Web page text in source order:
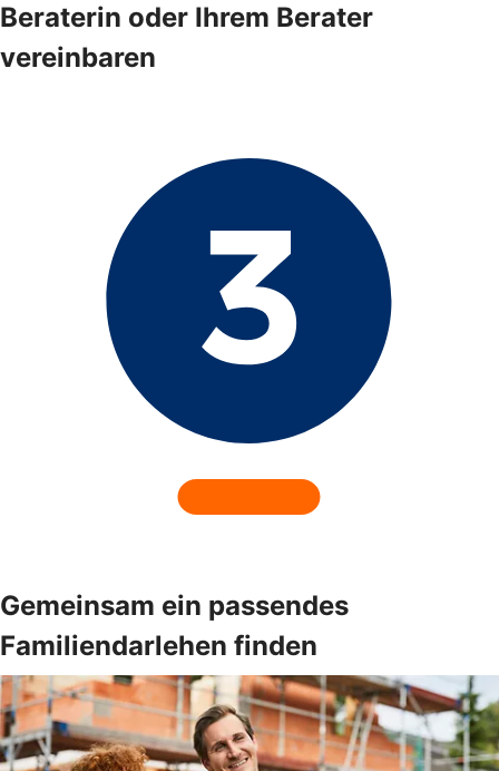
Beraterin oder Ihrem Berater
vereinbaren
Gemeinsam ein passendes
Familiendarlehen finden